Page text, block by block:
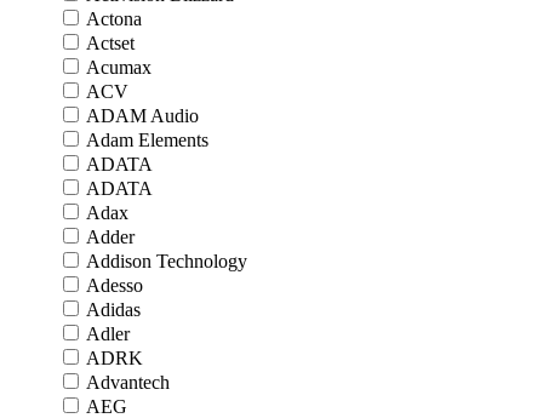
Actona
Actset
Acumax
ACV
ADAM Audio
Adam Elements
ADATA
ADATA
Adax
Adder
Addison Technology
Adesso
Adidas
Adler
ADRK
Advantech
AEG